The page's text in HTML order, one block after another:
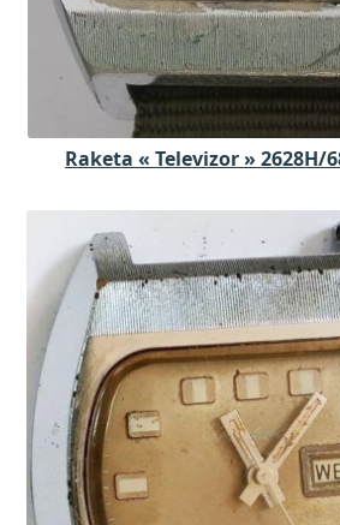
Raketa « Televizor » 2628H/